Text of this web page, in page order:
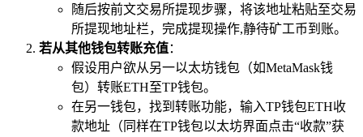
随后按前文交易所提现步骤，将该地址粘贴至交易
所提现地址栏，完成提现操作,静待矿工币到账。
若从其他钱包转账充值：
假设用户欲从另一以太坊钱包（如MetaMask钱
包）转账ETH至TP钱包。
在另一钱包，找到转账功能，输入TP钱包ETH收
款地址（同样在TP钱包以太坊界面点击“收款”获